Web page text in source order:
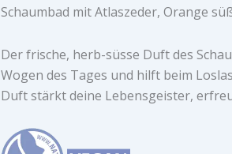
Schaumbad mit Atlaszeder, Orange
Der frische, herb-süsse Duft des
Wogen des Tages und hilft beim
Duft stärkt deine Lebensgeister,